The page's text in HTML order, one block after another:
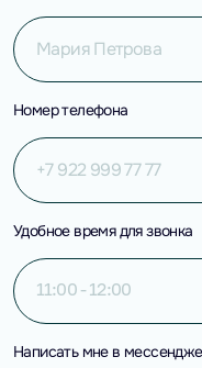
Номер телефона
Удобное время для звонка
11:00 - 12:00
Написать мне в